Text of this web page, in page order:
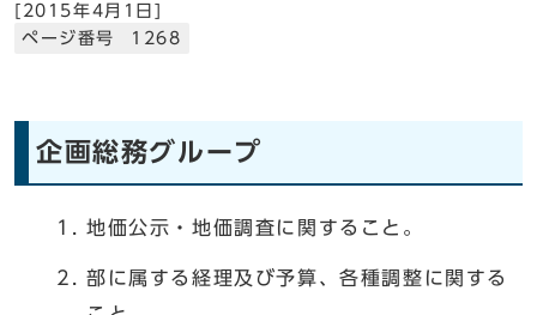
[ 2015年4月1日]
ページ番号 1268
企画総務グループ
地価公示・地価調査に関すること。
部に属する経理及び予算、各種調整に関する